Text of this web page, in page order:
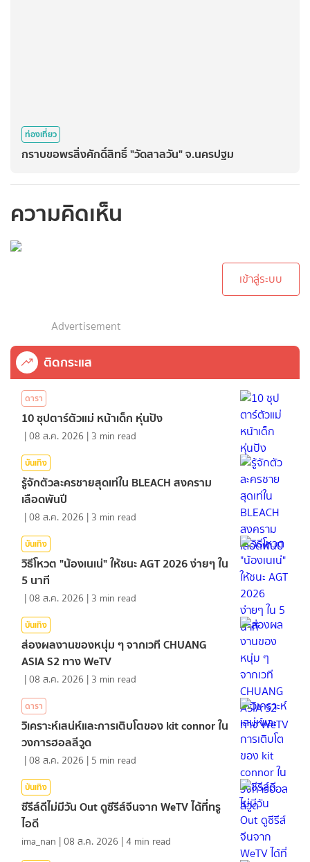
ท่องเที่ยว
กราบขอพรสิ่งศักดิ์สิทธิ์ "วัดสาลวัน" จ.นครปฐม
ความคิดเห็น
เข้าสู่ระบบ
Advertisement
ติดกระแส
ดารา
10 ซุปตาร์ตัวแม่ หน้าเด็ก หุ่นปัง
|08 ส.ค. 2026 | 3 min read
บันเทิง
รู้จักตัวละครชายสุดเท่ใน BLEACH สงคราม
เลือดพันปี
|08 ส.ค. 2026 | 3 min read
บันเทิง
วิธีโหวต "น้องเนเน่" ให้ชนะ AGT 2026 ง่ายๆ ใน
5 นาที
|08 ส.ค. 2026 | 3 min read
บันเทิง
ส่องผลงานของหนุ่ม ๆ จากเวที CHUANG
ASIA S2 ทาง WeTV
|08 ส.ค. 2026 | 3 min read
ดารา
วิเคราะห์เสน่ห์และการเติบโตของ kit connor ใน
วงการฮอลลีวูด
|08 ส.ค. 2026 | 5 min read
บันเทิง
ซีรีส์ดีไม่มีวัน Out ดูซีรีส์จีนจาก WeTV ได้ที่ทรู
ไอดี
ima_nan |08 ส.ค. 2026 |4 min read